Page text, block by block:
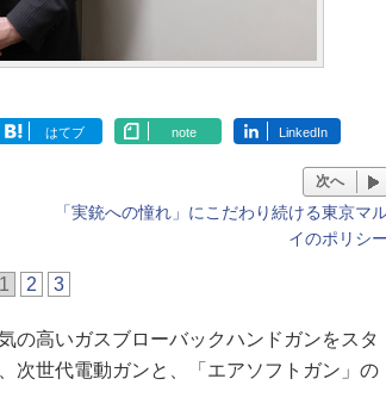
はてブ note LinkedIn
次へ
「実銃への憧れ」にこだわり続ける東京マ
イのポリシー
1 2 3
高いガスブローバックハンドガンをスタ
次世代電動ガンと、「エアソフトガン」の